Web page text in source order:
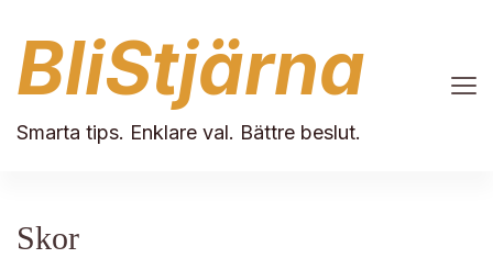
BliStjärna
Smarta tips. Enklare val. Bättre beslut.
Skor